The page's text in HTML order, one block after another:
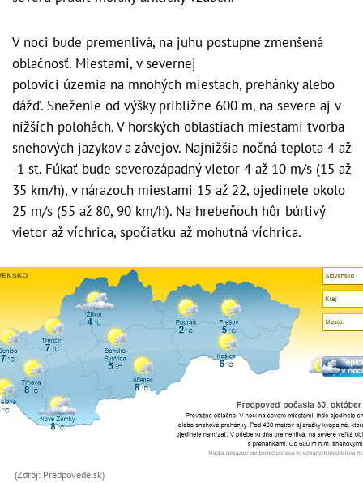
V noci bude premenlivá, na juhu postupne zmenšená
oblačnosť. Miestami, v severnej
polovici územia na mnohých miestach, prehánky alebo
dážď. Sneženie od výšky približne 600 m, na severe aj v
nižších polohách. V horských oblastiach miestami tvorba
snehových jazykov a závejov. Najnižšia nočná teplota 4 až
-1 st. Fúkať bude severozápadný vietor 4 až 10 m/s (15 až
35 km/h), v nárazoch miestami 15 až 22, ojedinele okolo
25 m/s (55 až 80, 90 km/h). Na hrebeňoch hôr búrlivý
vietor až víchrica, spočiatku až mohutná víchrica.
(Zdroj: Predpovede.sk)